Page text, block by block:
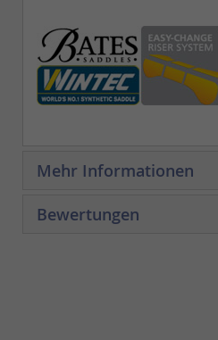
Mehr Informationen
Bewertungen